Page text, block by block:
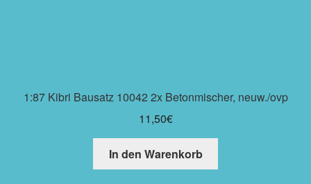
1:87 Kibri Bausatz 10042 2x Betonmischer, neuw./ovp
11,50€
In den Warenkorb